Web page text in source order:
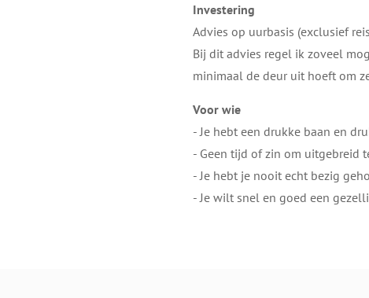
​Investering
​Advies op uurbasis (​exclusief
​Bij dit advies ​​regel ik zoveel
minimaal de deur uit hoeft om
Voor wie​
​- Je ​hebt een drukke baan en
- Geen tijd of zin om uitgebreid
- Je hebt je nooit echt bezig
- Je wilt snel ​en goed een